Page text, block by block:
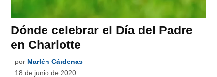
Dónde celebrar el Día del Padre
en Charlotte
por Marlén Cárdenas
18 de junio de 2020